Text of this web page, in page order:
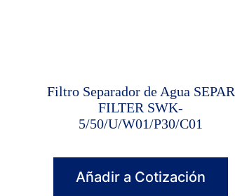
Filtro Separador de Agua SEPAR
FILTER SWK-
5/50/U/W01/P30/C01
Añadir a Cotización